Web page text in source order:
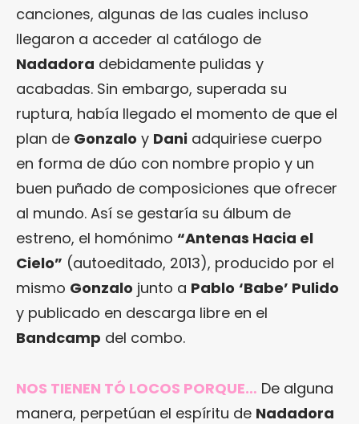
canciones, algunas de las cuales incluso
llegaron a acceder al catálogo de
Nadadora debidamente pulidas y
acabadas. Sin embargo, superada su
ruptura, había llegado el momento de que el
plan de Gonzalo y Dani adquiriese cuerpo
en forma de dúo con nombre propio y un
buen puñado de composiciones que ofrecer
al mundo. Así se gestaría su álbum de
estreno, el homónimo “Antenas Hacia el
Cielo” (autoeditado, 2013), producido por el
mismo Gonzalo junto a Pablo ‘Babe’ Pulido
y publicado en descarga libre en el
Bandcamp del combo.
NOS TIENEN TÓ LOCOS PORQUE… De alguna
manera, perpetúan el espíritu de Nadadora